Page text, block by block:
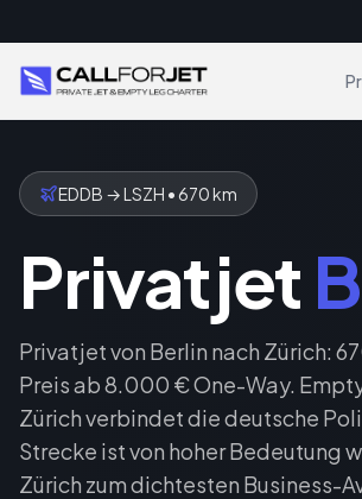
EDDB →LSZH •670km
Privatjet
Privatjet von Berlin nach Zürich:
Preis ab 8.000 € One-Way.
Zürich verbindet die deutsche
Strecke ist von hoher Bedeutung
Zürich zum dichtesten Business-